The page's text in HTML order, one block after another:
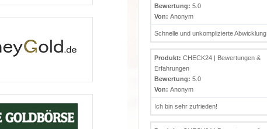
Bewertung: 5.0
Von: Anonym
Schnelle und unkomplizierte Abwicklung
Produkt: CHECK24 | Bewertungen &
Erfahrungen
Bewertung: 5.0
Von: Anonym
Ich bin sehr zufrieden!